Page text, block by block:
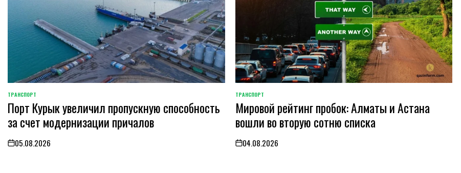
POSTED
IN
ТРАНСПОРТ
Порт Курык увеличил пропускную способность
за счет модернизации причалов
on05.08.2026
POSTED
IN
ТРАНСПОРТ
Мировой рейтинг пробок: Алматы и Астана
вошли во вторую сотню списка
on04.08.2026